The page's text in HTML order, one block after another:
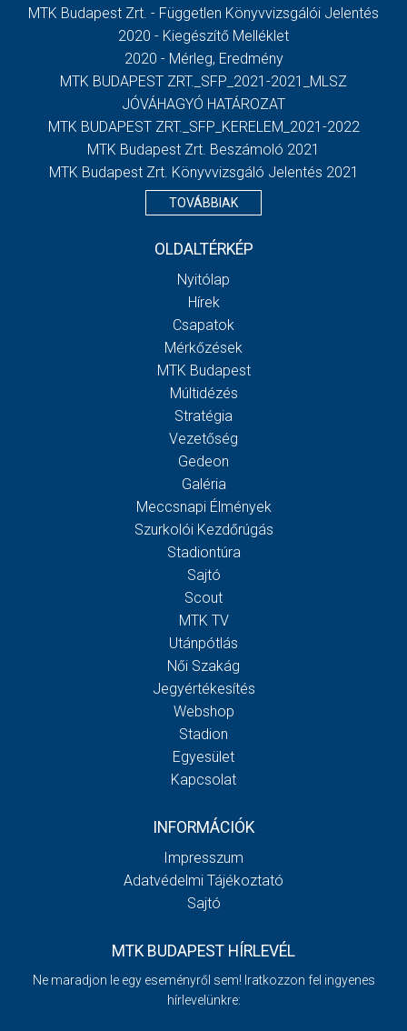
MTK Budapest Zrt. - Független Könyvvizsgálói Jelentés
2020 - Kiegészítő Melléklet
2020 - Mérleg, Eredmény
MTK BUDAPEST ZRT._SFP_2021-2021_MLSZ
JÓVÁHAGYÓ HATÁROZAT
MTK BUDAPEST ZRT._SFP_KERELEM_2021-2022
MTK Budapest Zrt. Beszámoló 2021
MTK Budapest Zrt. Könyvvizsgáló Jelentés 2021
TOVÁBBIAK
OLDALTÉRKÉP
Nyitólap
Hírek
Csapatok
Mérkőzések
MTK Budapest
Múltidézés
Stratégia
Vezetőség
Gedeon
Galéria
Meccsnapi Élmények
Szurkolói Kezdőrúgás
Stadiontúra
Sajtó
Scout
MTK TV
Utánpótlás
Női Szakág
Jegyértékesítés
Webshop
Stadion
Egyesület
Kapcsolat
INFORMÁCIÓK
Impresszum
Adatvédelmi Tájékoztató
Sajtó
MTK BUDAPEST HÍRLEVÉL
Ne maradjon le egy eseményről sem! Iratkozzon fel ingyenes
hírlevelünkre: